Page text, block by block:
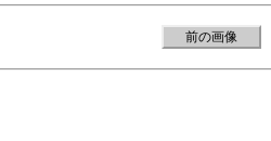
前の画像